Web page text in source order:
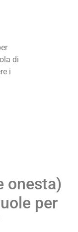
di
i
onesta)
per